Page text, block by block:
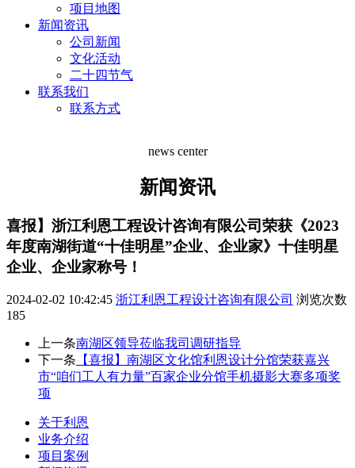
项目地图
新闻资讯
公司新闻
文化活动
二十四节气
联系我们
联系方式
news center
新闻资讯
喜报】浙江利恩工程设计咨询有限公司荣获《2023
年度南湖街道“十佳明星”企业、企业家》十佳明星
企业、企业家称号！
2024-02-02 10:42:45 浙江利恩工程设计咨询有限公司 浏览次数
185
上一条南湖区领导莅临我司调研指导
下一条 【喜报】南湖区文化馆利恩设计分馆荣获嘉兴
市“咱们工人有力量”百家企业分馆手机摄影大赛多项奖
项
关于利恩
业务介绍
项目案例